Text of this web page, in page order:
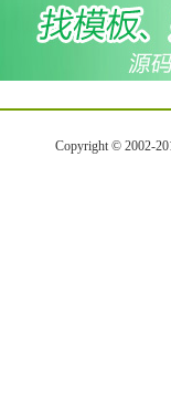
Copyright © 2002-